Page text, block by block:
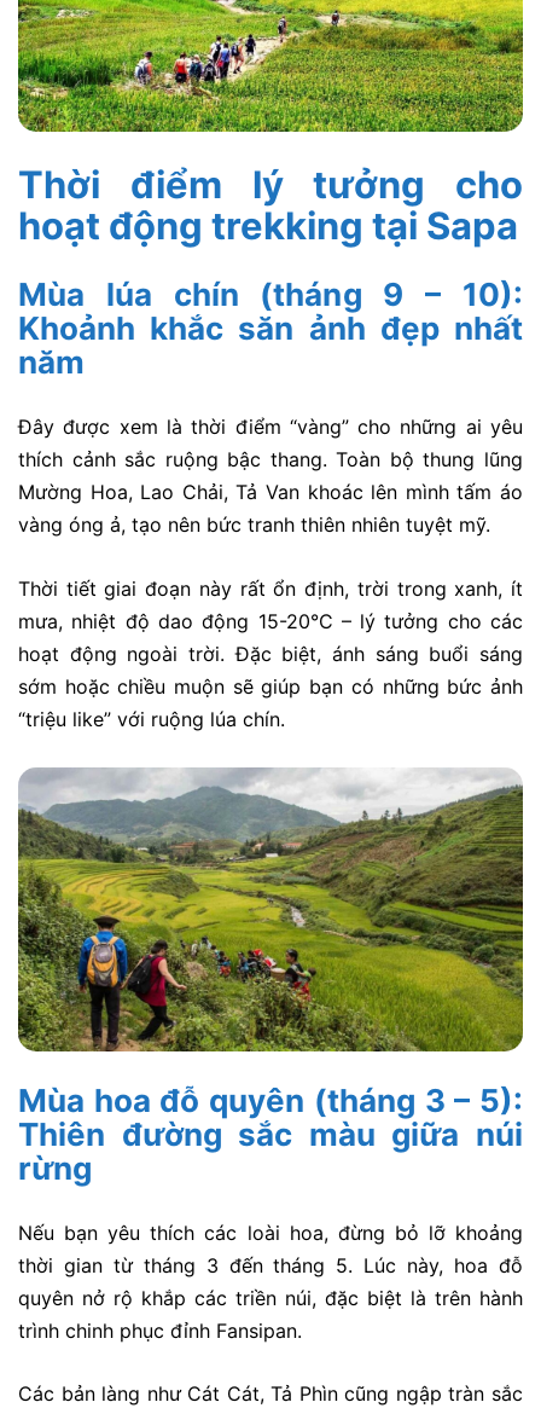
Thời điểm lý tưởng cho
hoạt động trekking tại Sapa
Mùa lúa chín (tháng 9 – 10):
Khoảnh khắc săn ảnh đẹp nhất
năm
Đây được xem là thời điểm “vàng” cho những ai yêu
thích cảnh sắc ruộng bậc thang. Toàn bộ thung lũng
Mường Hoa, Lao Chải, Tả Van khoác lên mình tấm áo
vàng óng ả, tạo nên bức tranh thiên nhiên tuyệt mỹ.
Thời tiết giai đoạn này rất ổn định, trời trong xanh, ít
mưa, nhiệt độ dao động 15-20°C – lý tưởng cho các
hoạt động ngoài trời. Đặc biệt, ánh sáng buổi sáng
sớm hoặc chiều muộn sẽ giúp bạn có những bức ảnh
“triệu like” với ruộng lúa chín.
Mùa hoa đỗ quyên (tháng 3 – 5):
Thiên đường sắc màu giữa núi
rừng
Nếu bạn yêu thích các loài hoa, đừng bỏ lỡ khoảng
thời gian từ tháng 3 đến tháng 5. Lúc này, hoa đỗ
quyên nở rộ khắp các triền núi, đặc biệt là trên hành
trình chinh phục đỉnh Fansipan.
Các bản làng như Cát Cát, Tả Phìn cũng ngập tràn sắc